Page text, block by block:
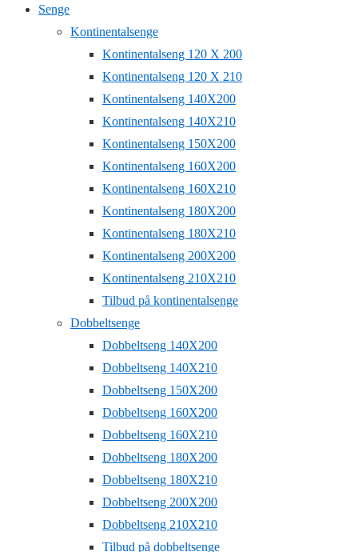
Senge
Kontinentalsenge
Kontinentalseng 120 X 200
Kontinentalseng 120 X 210
Kontinentalseng 140X200
Kontinentalseng 140X210
Kontinentalseng 150X200
Kontinentalseng 160X200
Kontinentalseng 160X210
Kontinentalseng 180X200
Kontinentalseng 180X210
Kontinentalseng 200X200
Kontinentalseng 210X210
Tilbud på kontinentalsenge
Dobbeltsenge
Dobbeltseng 140X200
Dobbeltseng 140X210
Dobbeltseng 150X200
Dobbeltseng 160X200
Dobbeltseng 160X210
Dobbeltseng 180X200
Dobbeltseng 180X210
Dobbeltseng 200X200
Dobbeltseng 210X210
Tilbud på dobbeltsenge